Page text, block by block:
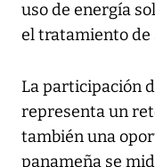
uso de energía
el tratamiento de
La participación
representa un
también una
panameña se